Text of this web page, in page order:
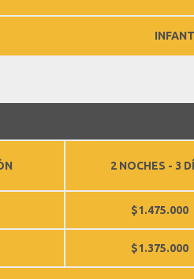
2 NOCHES - 3
$1.475.000
$1.375.000